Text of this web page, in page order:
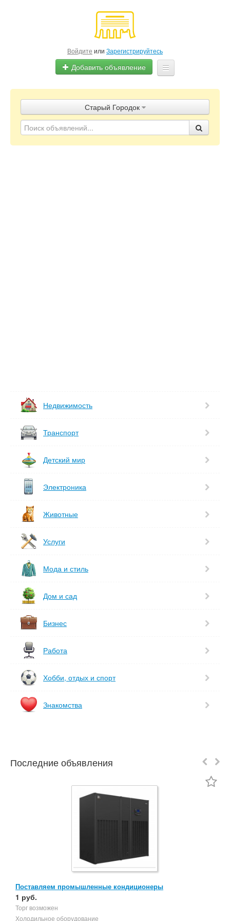
Войдите или Зарегистрируйтесь
Добавить объявление
Объявления
Блог
Старый Городок
Недвижимость
Транспорт
Детский мир
Электроника
Животные
Услуги
Мода и стиль
Дом и сад
Бизнес
Работа
Хобби, отдых и спорт
Знакомства
Последние объявления
Поставляем промышленные кондиционеры
1 руб.
Торг возможен
Холодильное оборудование